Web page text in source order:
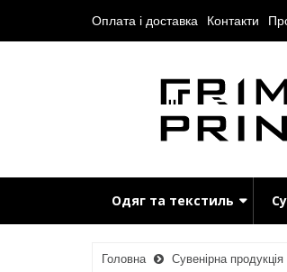
Оплата і доставка Контакти
Одяг та текстиль
Головна Сувенірна